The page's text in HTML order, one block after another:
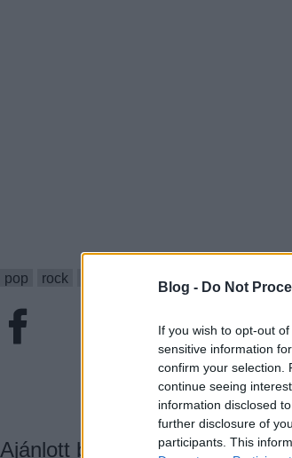
Blog - Do Not
If you wish to opt-out
sensitive information
confirm your selection.
continue seeing
information disclosed
further disclosure of
participants. This
pop rock sinead o connor
Ajánlott bejegyzések: